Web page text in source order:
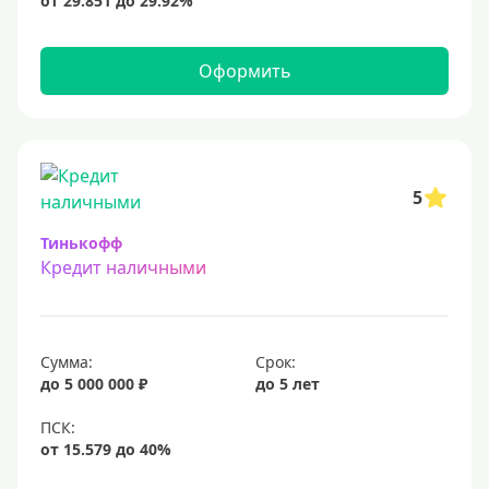
15 млн
20 млн
50 миллионов
Меньше 1 млн (руб)
15000 руб
18000 руб
20 тысяч
Оформить
5
Тинькофф
Кредит наличными
Сумма:
до 5 000 000 ₽
Срок:
до 5 лет